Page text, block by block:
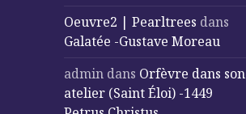
Oeuvre2 | Pearltrees dans
Galatée -Gustave Moreau
admin dans Orfèvre dans son
atelier (Saint Éloi) -1449